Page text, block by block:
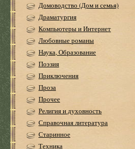
Домоводство (Дом и семья)
Драматургия
Компьютеры и Интернет
Любовные романы
Наука, Образование
Поэзия
Приключения
Проза
Прочее
Религия и духовность
Справочная литература
Старинное
Техника